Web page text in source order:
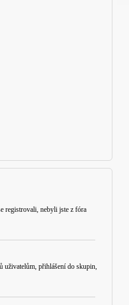
registrovali, nebyli jste z fóra
uživatelům, přihlášení do skupin,